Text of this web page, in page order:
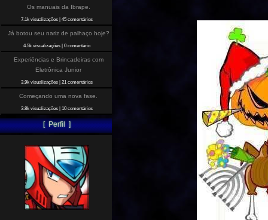
Os manuais da Ibrape.
7.1k visualizações| 45 comentários
Já botou seu nariz de palhaço hoje?
4.5k visualizações| 0 comentário
Experiências e Brincadeiras com
Eletrônica Junior
3.9k visualizações| 21 comentários
Começando uma nova fase.
3.8k visualizações| 10 comentários
[ Perfil ]